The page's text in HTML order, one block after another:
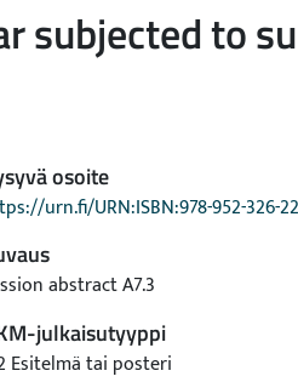
subjected to
osoite
urn.fi/URN:ISBN:978-952-326-
abstract A7.3
julkaisutyyppi
Esitelmä tai posteri